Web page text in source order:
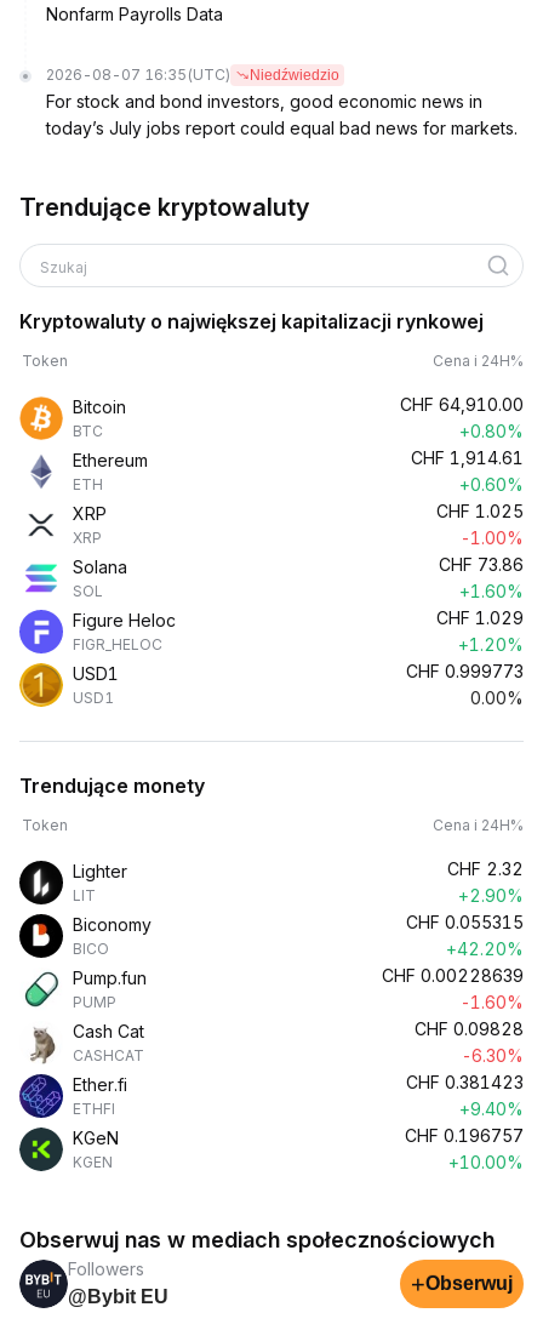
Nonfarm Payrolls Data
2026-08-07 16:35 (UTC) Niedźwiedzio
For stock and bond investors, good economic news in
today’s July jobs report could equal bad news for markets.
Trendujące kryptowaluty
Szukaj
Kryptowaluty o największej kapitalizacji rynkowej
Token Cena i 24H%
Bitcoin
BTC
CHF 64,910.00
+0.80%
Ethereum
ETH
CHF 1,914.61
+0.60%
XRP
XRP
CHF 1.025
-1.00%
Solana
SOL
CHF 73.86
+1.60%
Figure Heloc
FIGR_HELOC
CHF 1.029
+1.20%
USD1
USD1
CHF 0.999773
0.00%
Trendujące monety
Token Cena i 24H%
Lighter
LIT
CHF 2.32
+2.90%
Biconomy
BICO
CHF 0.055315
+42.20%
Pump.fun
PUMP
CHF 0.00228639
-1.60%
Cash Cat
CASHCAT
CHF 0.09828
-6.30%
Ether.fi
ETHFI
CHF 0.381423
+9.40%
KGeN
KGEN
CHF 0.196757
+10.00%
Obserwuj nas w mediach społecznościowych
Followers
@Bybit EU
+Obserwuj